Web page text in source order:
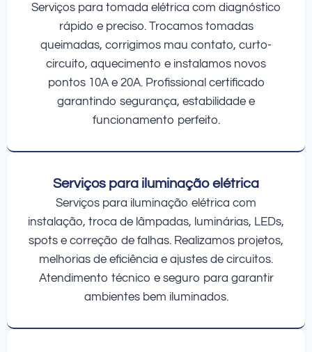
Serviços para tomada elétrica com diagnóstico
rápido e preciso. Trocamos tomadas
queimadas, corrigimos mau contato, curto-
circuito, aquecimento e instalamos novos
pontos 10A e 20A. Profissional certificado
garantindo segurança, estabilidade e
funcionamento perfeito.
Serviços para iluminação elétrica
Serviços para iluminação elétrica com
instalação, troca de lâmpadas, luminárias, LEDs,
spots e correção de falhas. Realizamos projetos,
melhorias de eficiência e ajustes de circuitos.
Atendimento técnico e seguro para garantir
ambientes bem iluminados.